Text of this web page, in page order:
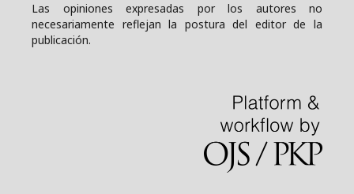
Las opiniones expresadas por los autores no
necesariamente reflejan la postura del editor de la
publicación.